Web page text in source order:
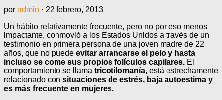
por admin · 22 febrero, 2013
Un hábito relativamente frecuente, pero no por eso menos
impactante, conmovió a los Estados Unidos a través de un
testimonio en primera persona de una joven madre de 22
años, que no puede evitar arrancarse el pelo y hasta
incluso se come sus propios folículos capilares. El
comportamiento se llama tricotilomanía, está estrechamente
relacionado con situaciones de estrés, baja autoestima y
es más frecuente en mujeres.